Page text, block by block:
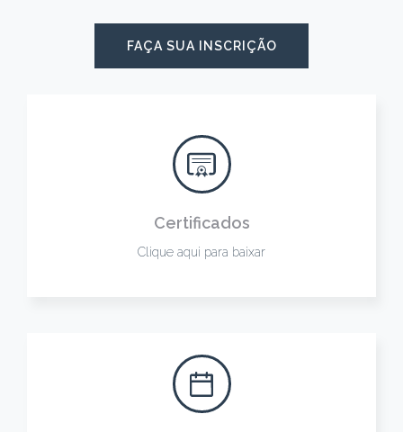
FAÇA SUA INSCRIÇÃO
Certificados
Clique aqui para baixar